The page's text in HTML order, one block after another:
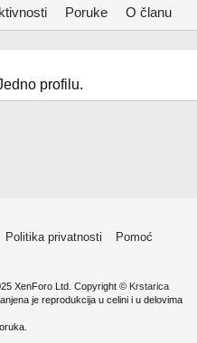
Poruke O članu
profilu.
Politika privatnosti
Pomoć
XenForo Ltd. Copyright © Krstarica
je reprodukcija u celini i u delovima